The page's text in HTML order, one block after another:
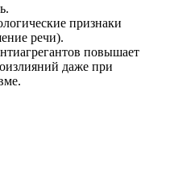
признаки
речи).
повышает
даже при